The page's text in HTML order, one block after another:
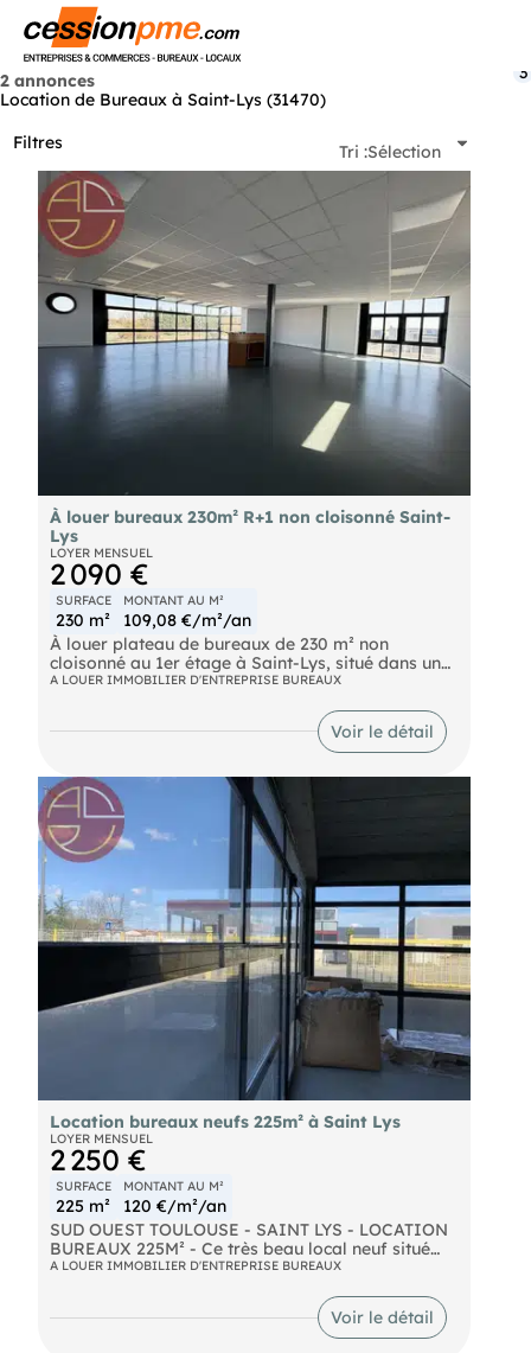
2 annonces
Location de Bureaux à Saint-Lys (31470)
Filtres
3
Tri :Sélection
À louer bureaux 230m² R+1 non cloisonné Saint-
Lys
LOYER MENSUEL
2 090 €
SURFACE
230 m²
MONTANT AU M²
109,08 €/m²/an
À louer plateau de bureaux de 230 m² non
cloisonné au 1er étage à Saint-Lys, situé dans une
zone d'activité commerciale dynamique avec forte
sécurisé avec 2 portails d'accès facilitant
circulation et livraisons. Caractéristiques :
Grandes baies vitrées - double porte d'entrée -
Dalle béton revêtement résine - Idéal bureaux
administratif, showroom, activités médicales ou
services. Contactez-nous pour plus d'informations
ou consultez
A LOUER IMMOBILIER D'ENTREPRISE BUREAUX
Voir le détail
Location bureaux neufs 225m² à Saint Lys
LOYER MENSUEL
2 250 €
SURFACE
225 m²
MONTANT AU M²
120 €/m²/an
SUD OUEST TOULOUSE - SAINT LYS - LOCATION
BUREAUX 225M² - Ce très beau local neuf situé
sur un rond-point à fort passage est équipé pour
belle vitrine et grand parking. Zone en plein
développement. Le loyer s'entend HT/HFA.
A LOUER IMMOBILIER D'ENTREPRISE BUREAUX
Voir le détail